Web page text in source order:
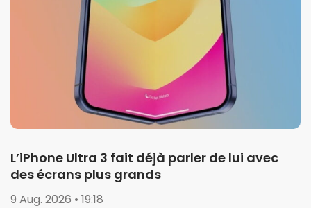
L’iPhone Ultra 3 fait déjà parler de lui avec
des écrans plus grands
9 Aug. 2026 • 19:18